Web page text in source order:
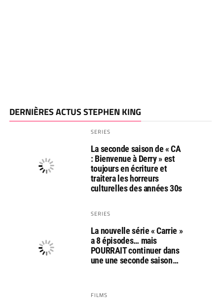
DERNIÈRES ACTUS STEPHEN KING
SERIES
La seconde saison de « CA
: Bienvenue à Derry » est
toujours en écriture et
traitera les horreurs
culturelles des années 30s
SERIES
La nouvelle série « Carrie »
a 8 épisodes… mais
POURRAIT continuer dans
une une seconde saison…
FILMS